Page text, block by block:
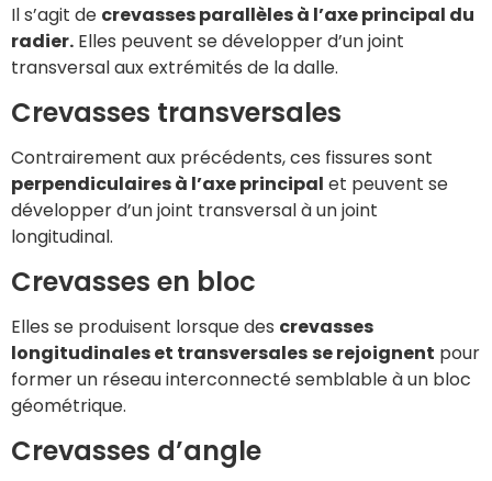
Il s’agit de crevasses parallèles à l’axe principal du
radier. Elles peuvent se développer d’un joint
transversal aux extrémités de la dalle.
Crevasses transversales
Contrairement aux précédents, ces fissures sont
perpendiculaires à l’axe principal et peuvent se
développer d’un joint transversal à un joint
longitudinal.
Crevasses en bloc
Elles se produisent lorsque des crevasses
longitudinales et transversalesse rejoignent pour
former un réseau interconnecté semblable à un bloc
géométrique.
Crevasses d’angle